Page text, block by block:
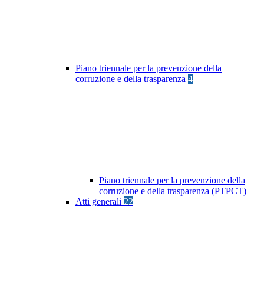
Piano triennale per la prevenzione della
corruzione e della trasparenza 4
Piano triennale per la prevenzione della
corruzione e della trasparenza (PTPCT)
Atti generali 22